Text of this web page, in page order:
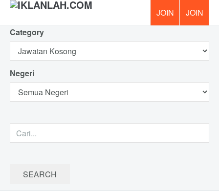
Category
Negeri